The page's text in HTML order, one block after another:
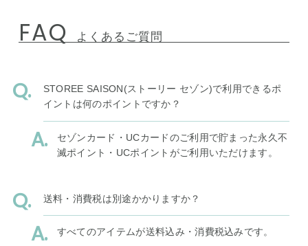
FAQ よくあるご質問
STOREE SAISON(ストーリー セゾン)で利用できるポ
イントは何のポイントですか？
セゾンカード・UCカードのご利用で貯まった永久不
滅ポイント・UCポイントがご利用いただけます。
送料・消費税は別途かかりますか？
すべてのアイテムが送料込み・消費税込みです。